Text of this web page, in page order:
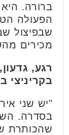
ברורה.
הפעולה
שבפיצול
מכירים
רגע,
בקריניצי
"יש שני
שהכותרת